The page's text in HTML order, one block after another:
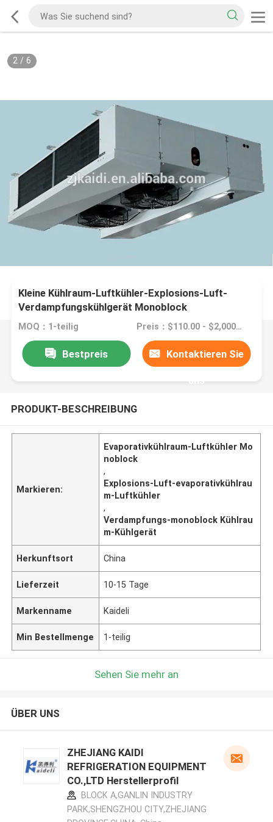
2/ 6
Kleine Kühlraum-Luftkühler-Explosions-Luft-
Verdampfungskühlgerät Monoblock
MOQ：1-teilig Preis：$110.00 - $2,000.00/sets
Bestpreis Kontaktieren Sie
uns
PRODUKT-BESCHREIBUNG
Markieren:
Evaporativkühlraum-Luftkühler Mo
noblock
,
Explosions-Luft-evaporativkühlrau
m-Luftkühler
,
Verdampfungs-monoblock Kühlrau
m-Kühlgerät
Herkunftsort China
Lieferzeit 10-15 Tage
Markenname Kaideli
Min Bestellmenge 1-teilig
Sehen Sie mehr an
ÜBER UNS
ZHEJIANG KAIDI
REFRIGERATION EQUIPMENT
CO.,LTD Herstellerprofil
BLOCK A,GANLIN INDUSTRY
PARK,SHENGZHOU CITY,ZHEJIANG